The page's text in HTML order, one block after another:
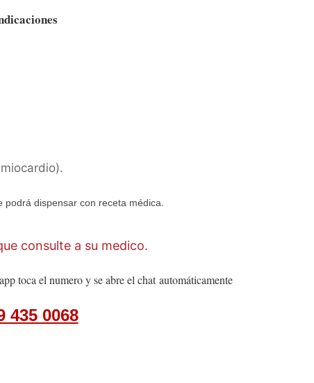
podrá dispensar con receta médica.
consulte a su medico.
toca el numero y se abre el chatautomáticamente
435 0068